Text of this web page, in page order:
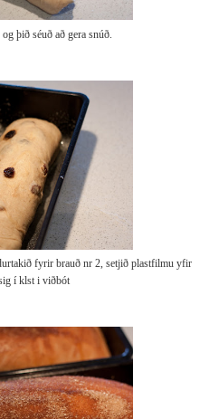
þið séuð að gera snúð.
fyrir brauð nr 2, setjið plastfilmu yfir
í klst i viðbót